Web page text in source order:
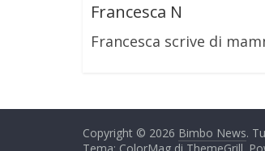
Francesca N
Francesca scrive di
Copyright © 2026 Bimbo News.